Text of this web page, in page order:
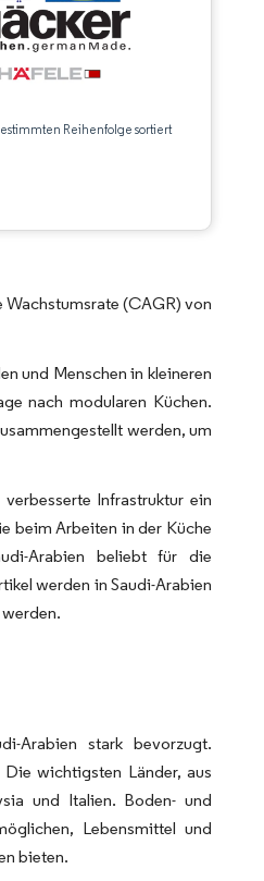
Reihenfolge sortiert
(CAGR) von
und Menschen in kleineren
nach modularen Küchen.
werden, um
Infrastruktur ein
beim Arbeiten in der Küche
Arabien beliebt für die
werden in Saudi-Arabien
Arabien stark bevorzugt.
wichtigsten Länder, aus
und Italien. Boden- und
Lebensmittel und
bieten.